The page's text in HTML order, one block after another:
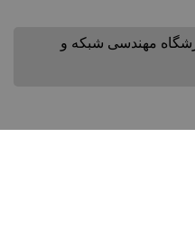
مهندسی شبکه و